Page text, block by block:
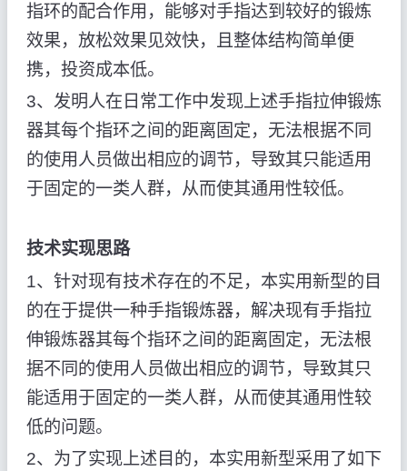
指环的配合作用，能够对手指达到较好的锻炼
效果，放松效果见效快，且整体结构简单便
携，投资成本低。
3、发明人在日常工作中发现上述手指拉伸锻炼
器其每个指环之间的距离固定，无法根据不同
的使用人员做出相应的调节，导致其只能适用
于固定的一类人群，从而使其通用性较低。
技术实现思路
1、针对现有技术存在的不足，本实用新型的目
的在于提供一种手指锻炼器，解决现有手指拉
伸锻炼器其每个指环之间的距离固定，无法根
据不同的使用人员做出相应的调节，导致其只
能适用于固定的一类人群，从而使其通用性较
低的问题。
2、为了实现上述目的，本实用新型采用了如下